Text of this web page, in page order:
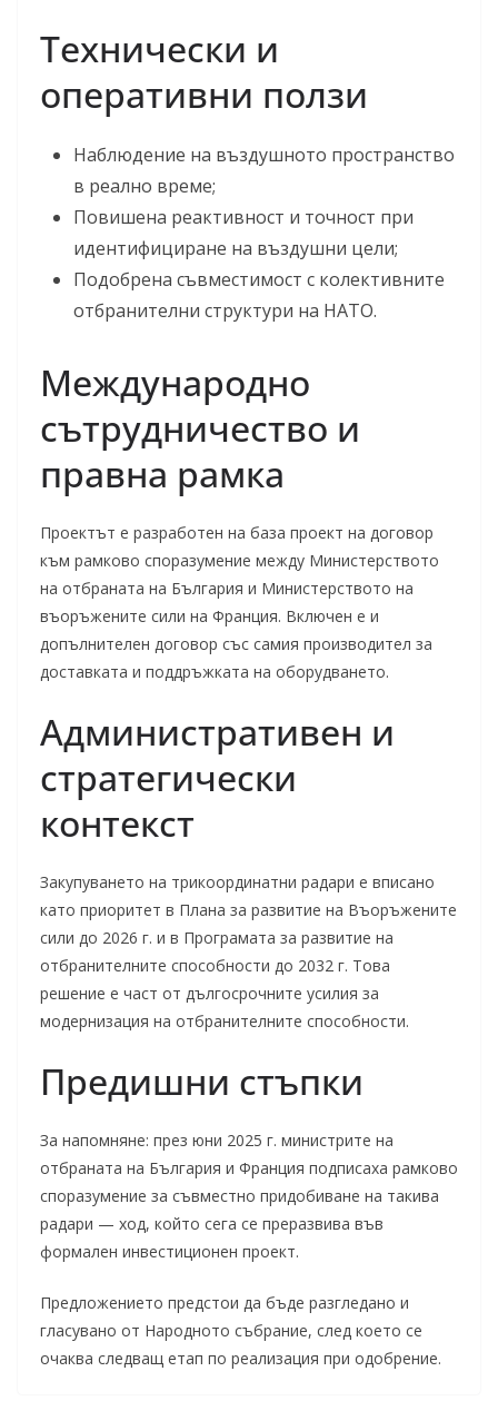
Технически и
оперативни ползи
Наблюдение на въздушното пространство
в реално време;
Повишена реактивност и точност при
идентифициране на въздушни цели;
Подобрена съвместимост с колективните
отбранителни структури на НАТО.
Международно
сътрудничество и
правна рамка
Проектът е разработен на база проект на договор
към рамково споразумение между Министерството
на отбраната на България и Министерството на
въоръжените сили на Франция. Включен е и
допълнителен договор със самия производител за
доставката и поддръжката на оборудването.
Административен и
стратегически
контекст
Закупуването на трикоординатни радари е вписано
като приоритет в Плана за развитие на Въоръжените
сили до 2026 г. и в Програмата за развитие на
отбранителните способности до 2032 г. Това
решение е част от дългосрочните усилия за
модернизация на отбранителните способности.
Предишни стъпки
За напомняне: през юни 2025 г. министрите на
отбраната на България и Франция подписаха рамково
споразумение за съвместно придобиване на такива
радари — ход, който сега се преразвива във
формален инвестиционен проект.
Предложението предстои да бъде разгледано и
гласувано от Народното събрание, след което се
очаква следващ етап по реализация при одобрение.